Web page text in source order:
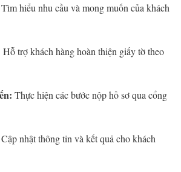
Tìm hiểu nhu cầu và mong muốn của khách
Hỗ trợ khách hàng hoàn thiện giấy tờ theo
Thực hiện các bước nộp hồ sơ qua cổng
Cập nhật thông tin và kết quả cho khách